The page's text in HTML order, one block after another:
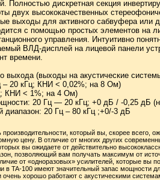
Полностью дискретная секция
двух высококачественных
выходы для активного сабвуфера
с помощью простых элементов на
управления. Интуитивно
ВЛД-дисплей на лицевой панели
времени.
выхода (выходы на акустические
– 20 кГц; КНИ < 0,02%; на 8 Ом)
КНИ < 1%; на 4 Ом)
20 Гц — 20 кГц; +0 дБ / -0,25 дБ
диапазон: 20 Гц – 80 кГц ;+0/-3 дБ
производительности, который вы, скорее всего,
цену. В отличие от многих других
вы ожидаете от действительно
позволяющий вам получать максимум от
от «одноразовых» усилителей, которые
в TA-100 имеют значительный запас
очень хорошо работают с акустическими